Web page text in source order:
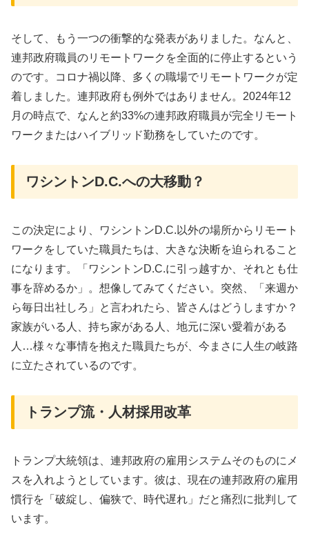
そして、もう一つの衝撃的な発表がありました。なんと、
連邦政府職員のリモートワークを全面的に停止するという
のです。コロナ禍以降、多くの職場でリモートワークが定
着しました。連邦政府も例外ではありません。2024年12
月の時点で、なんと約33%の連邦政府職員が完全リモート
ワークまたはハイブリッド勤務をしていたのです。
ワシントンD.C.への大移動？
この決定により、ワシントンD.C.以外の場所からリモート
ワークをしていた職員たちは、大きな決断を迫られること
になります。「ワシントンD.C.に引っ越すか、それとも仕
事を辞めるか」。想像してみてください。突然、「来週か
ら毎日出社しろ」と言われたら、皆さんはどうしますか？
家族がいる人、持ち家がある人、地元に深い愛着がある
人…様々な事情を抱えた職員たちが、今まさに人生の岐路
に立たされているのです。
トランプ流・人材採用改革
トランプ大統領は、連邦政府の雇用システムそのものにメ
スを入れようとしています。彼は、現在の連邦政府の雇用
慣行を「破綻し、偏狭で、時代遅れ」だと痛烈に批判して
います。